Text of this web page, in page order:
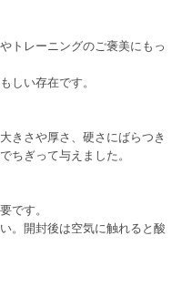
トレーニングのご褒美にもっ
しい存在です。
きさや厚さ、硬さにばらつき
ちぎって与えました。
です。
。開封後は空気に触れると酸